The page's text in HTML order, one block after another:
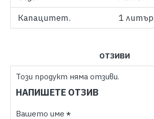
Капацитет.
1 литър
ОТЗИВИ
Този продукт няма отзиви.
НАПИШЕТЕ ОТЗИВ
Вашето име